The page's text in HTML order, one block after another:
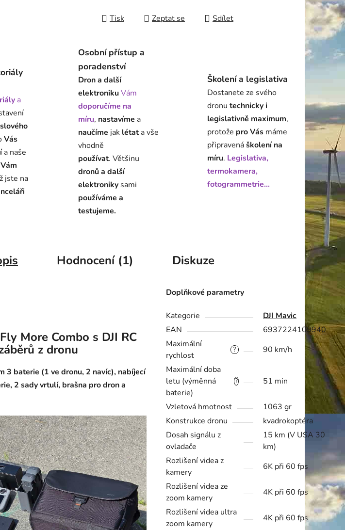
Tisk Zeptat se Sdílet
a
Vás
a naše
jste na
Osobní přístup a
poradenství
Dron a další
elektronikuVám
doporučíme na
míru, nastavíme a
naučíme jak létata vše
vhodně
používat. Většinu
dronů a další
elektroniky sami
používáme a
testujeme.
Školení a legislativa
Dostanete ze svého
dronu technicky i
legislativně maximum,
protože pro Vás máme
připravenáškolení na
míru. Legislativa,
termokamera,
fotogrammetrie...
Hodnocení (1) Diskuze
More Combo s DJI RC
z dronu
3 baterie (1 ve dronu, 2 navíc), nabíjecí
2 sady vrtulí, brašna pro dron a
Doplňkové parametry
Kategorie
DJI Mavic
EAN
6937224109940
?
Maximální
rychlost
90 km/h
?
Maximální doba
letu (výměnná
baterie)
51 min
Vzletová hmotnost
1063 gr
Konstrukce dronu
kvadrokoptéra
Dosah signálu z
ovladače
15 km (V USA 30
km)
Rozlišení videa z
kamery
6K při 60 fps
Rozlišení videa ze
zoom kamery
4K při 60 fps
Rozlišení videa ultra
zoom kamery
4K při 60 fps